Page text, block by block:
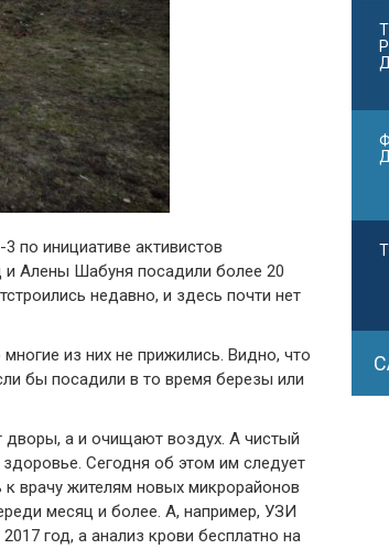
по инициативе активистов
и Алены Шабуня посадили более 20
недавно, и здесь почти нет
из них не прижились. Видно, что
бы посадили в то время березы или
дворы, а и очищают воздух. А чистый
Сегодня об этом им следует
врачу жителям новых микрорайонов
месяц и более. А, например, УЗИ
год, а анализ крови бесплатно на